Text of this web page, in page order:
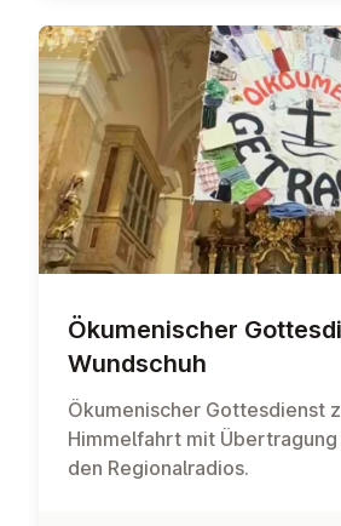
Öku­men­is­cher
Wundschuh
Ökumenischer Gottesdienst
Himmelfahrt mit Übertragung
den Regionalradios.